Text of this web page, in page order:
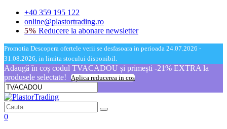
+40 359 195 122
online@plastortrading.ro
5% Reducere la abonare newsletter
Promotia Descopera ofertele verii se desfasoara in perioada 24.07.2026 -
31.08.2026, in limita stocului disponibil.
Adaugă în coș codul TVACADOU și primești -21% EXTRA la
produsele selectate!
Aplica reducerea in cos
0